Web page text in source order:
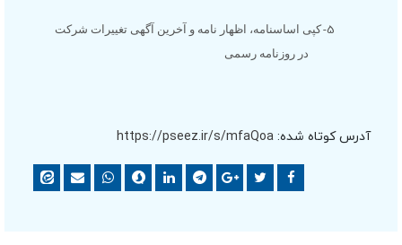
5- کپی اساسنامه، اظهار نامه و آخرین آگهی تغییرات شرکت
در روزنامه رسمی
آدرس کوتاه شده: https://pseez.ir/s/mfaQoa